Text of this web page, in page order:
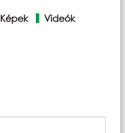
Képek Videók